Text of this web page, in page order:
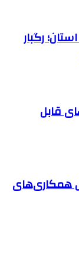
نارنجی هواشناسی برای ۴ استان؛ رگبار
قابل
همکاری‌های